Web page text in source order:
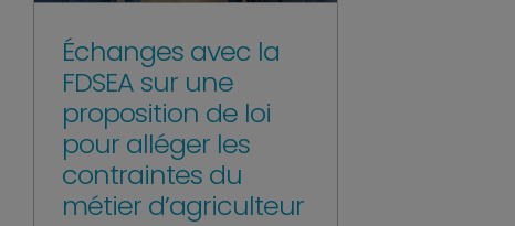
Échanges avec la
FDSEA sur une
proposition de loi
pour alléger les
contraintes du
métier d’agriculteur